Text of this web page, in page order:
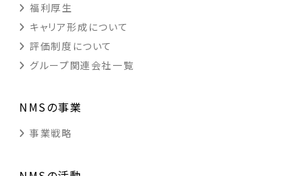
福利厚生
キャリア形成について
評価制度について
グループ関連会社一覧
NMSの事業
事業戦略